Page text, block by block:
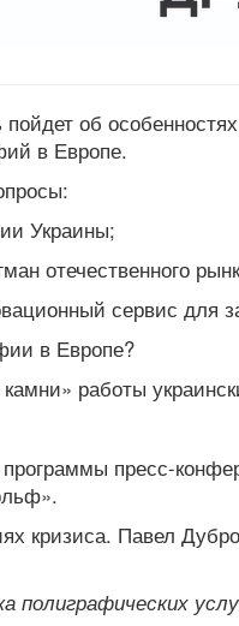
об
в Европе.
Украины;
отечественного
сервис для
в Европе?
работы
пресс-
кризиса. Павел
полиграфических